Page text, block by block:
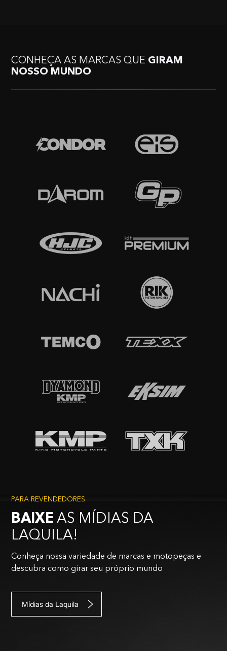
CONHEÇA AS MARCAS QUE GIRAM
NOSSO MUNDO
PARA REVENDEDORES
BAIXE AS MÍDIAS DA
LAQUILA!
Conheça nossa variedade de marcas e motopeças e
descubra como girar seu próprio mundo
Mídias da Laquila